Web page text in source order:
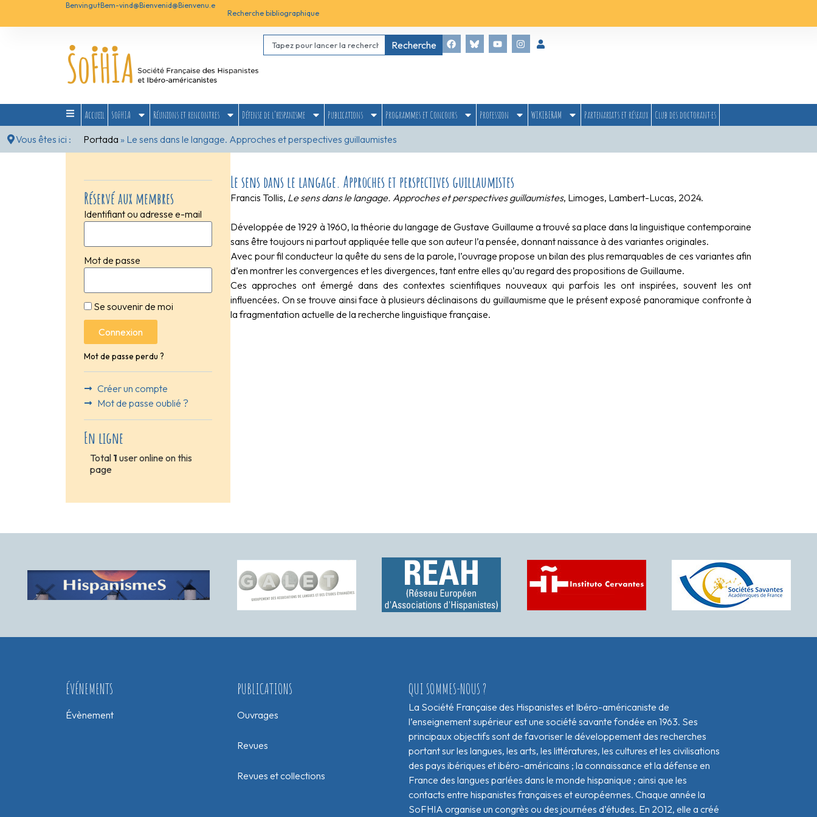
BenvingutBem-vind@Bienvenid@Bienvenu.e
Recherche bibliographique
Recherche
Accueil SoFHIA Réunions et rencontres Défense de l’hispanisme Publications Programmes et Concours Profession WIKIBERAM Partenariats et réseaux
Club des doctorant·es
Vous êtes ici :
Portada » Le sens dans le langage. Approches et perspectives guillaumistes
Réservé aux membres
Identifiant ou adresse e-mail
Mot de passe
Se souvenir de moi
Connexion
Mot de passe perdu ?
Créer un compte
Mot de passe oublié ?
En ligne
Total 1 user online on this
page
Le sens dans le langage. Approches et perspectives guillaumistes
Francis Tollis, Le sens dans le langage. Approches et perspectives guillaumistes, Limoges, Lambert-Lucas, 2024.
Développée de 1929 à 1960, la théorie du langage de Gustave Guillaume a trouvé sa place dans la linguistique contemporaine
sans être toujours ni partout appliquée telle que son auteur l’a pensée, donnant naissance à des variantes originales.
Avec pour fil conducteur la quête du sens de la parole, l’ouvrage propose un bilan des plus remarquables de ces variantes afin
d’en montrer les convergences et les divergences, tant entre elles qu’au regard des propositions de Guillaume.
Ces approches ont émergé dans des contextes scientifiques nouveaux qui parfois les ont inspirées, souvent les ont
influencées. On se trouve ainsi face à plusieurs déclinaisons du guillaumisme que le présent exposé panoramique confronte à
la fragmentation actuelle de la recherche linguistique française.
ÉVÉNEMENTS
Évènement
PUBLICATIONS
Ouvrages
Revues
Revues et collections
QUI SOMMES-NOUS ?
La Société Française des Hispanistes et Ibéro-américaniste de
l’enseignement supérieur est une société savante fondée en 1963. Ses
principaux objectifs sont de favoriser le développement des recherches
portant sur les langues, les arts, les littératures, les cultures et les civilisations
des pays ibériques et ibéro-américains ; la connaissance et la défense en
France des langues parlées dans le monde hispanique ; ainsi que les
contacts entre hispanistes français·es et européen·nes. Chaque année la
SoFHIA organise un congrès ou des journées d’études. En 2012, elle a créé